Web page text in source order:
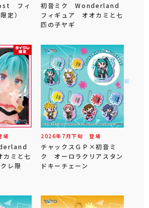
フィ
定）
初音ミク Wonderland
フィギュア オオカミと七
匹の子ヤギ
場
ミと七
レ限
2026年 7 月下旬 登場
チャックスＧＰ×初音ミ
ク オーロラクリアスタン
ドキーチェーン